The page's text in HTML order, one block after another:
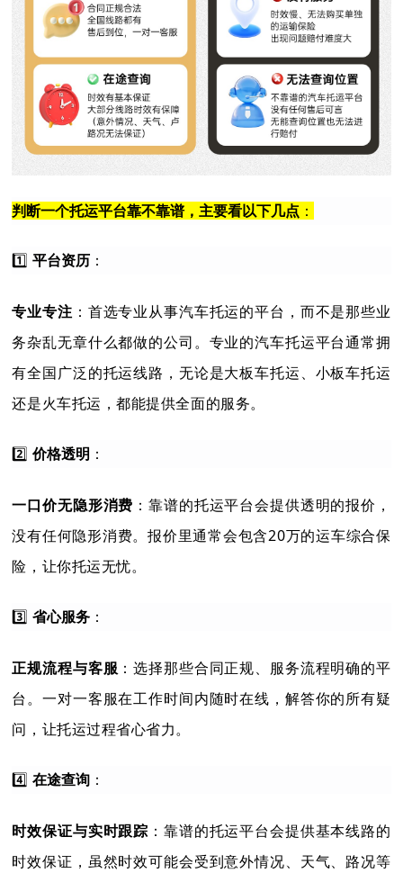
判断一个托运平台靠不靠谱，主要看以下几点 ：
1️⃣平台资历 ：
专业专注：首选专业从事汽车托运的平台，而不是那些业
务杂乱无章什么都做的公司。专业的汽车托运平台通常拥
有全国广泛的托运线路，无论是大板车托运、小板车托运
还是火车托运，都能提供全面的服务。
2️⃣价格透明 ：
一口价无隐形消费 ：靠谱的托运平台会提供透明的报价，
没有任何隐形消费。报价里通常会包含20万的运车综合保
险，让你托运无忧。
3️⃣省心服务 ：
正规流程与客服：选择那些合同正规、服务流程明确的平
台。一对一客服在工作时间内随时在线，解答你的所有疑
问，让托运过程省心省力。
4️⃣在途查询 ：
时效保证与实时跟踪 ：靠谱的托运平台会提供基本线路的
时效保证，虽然时效可能会受到意外情况、天气、路况等